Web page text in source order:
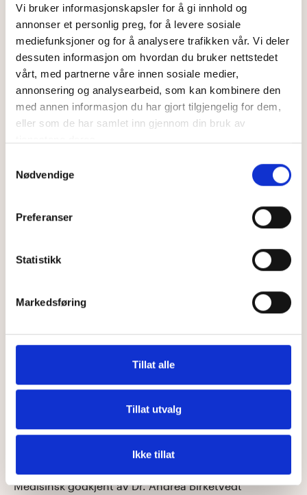
Vi bruker informasjonskapsler for å gi innhold og
annonser et personlig preg, for å levere sosiale
mediefunksjoner og for å analysere trafikken vår. Vi deler
dessuten informasjon om hvordan du bruker nettstedet
vårt, med partnerne våre innen sosiale medier,
annonsering og analysearbeid, som kan kombinere den
med annen informasjon du har gjort tilgjengelig for dem,
eller som de har samlet inn gjennom din bruk av
Nødvendige
Preferanser
Statistikk
Markedsføring
Tillat alle
Tillat utvalg
Ikke tillat
Videolege
Til informasjon: Dette er en utgått
tjeneste, alle pasienter som
gjennomfører legekonsultasjon hos oss
får muligheten til å stille et gratis
spørsmål til en av våre leger. Lenken
finner dere i meldingen sent fra lege via
Ved behov, kontakt hei@maja.no for
Medisinsk godkjent av Dr. Andrea Birketvedt